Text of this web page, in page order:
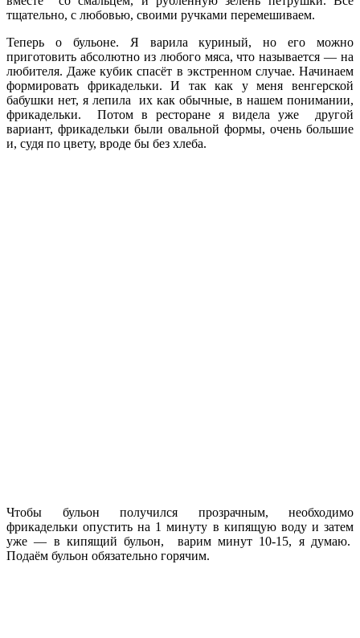
тщательно, с любовью, своими ручками перемешиваем.
Теперь о бульоне. Я варила куриный, но его можно
приготовить абсолютно из любого мяса, что называется — на
любителя. Даже кубик спасёт в экстренном случае. Начинаем
формировать фрикадельки. И так как у меня венгерской
бабушки нет, я лепила их как обычные, в нашем понимании,
фрикадельки. Потом в ресторане я видела уже другой
вариант, фрикадельки были овальной формы, очень большие
и, судя по цвету, вроде бы без хлеба.
Чтобы бульон получился прозрачным, необходимо
фрикадельки опустить на 1 минуту в кипящую воду и затем
уже — в кипящий бульон, варим минут 10-15, я думаю.
Подаём бульон обязательно горячим.